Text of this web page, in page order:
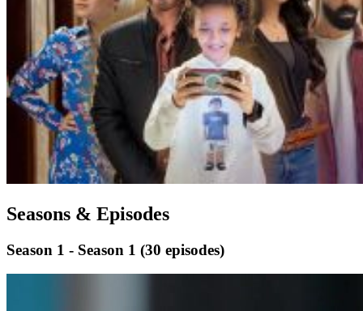
Seasons & Episodes
Season 1 - Season 1 (30 episodes)